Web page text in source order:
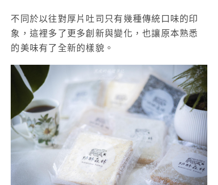
不同於以往對厚片吐司只有幾種傳統口味的印
象，這裡多了更多創新與變化，也讓原本熟悉
的美味有了全新的樣貌。